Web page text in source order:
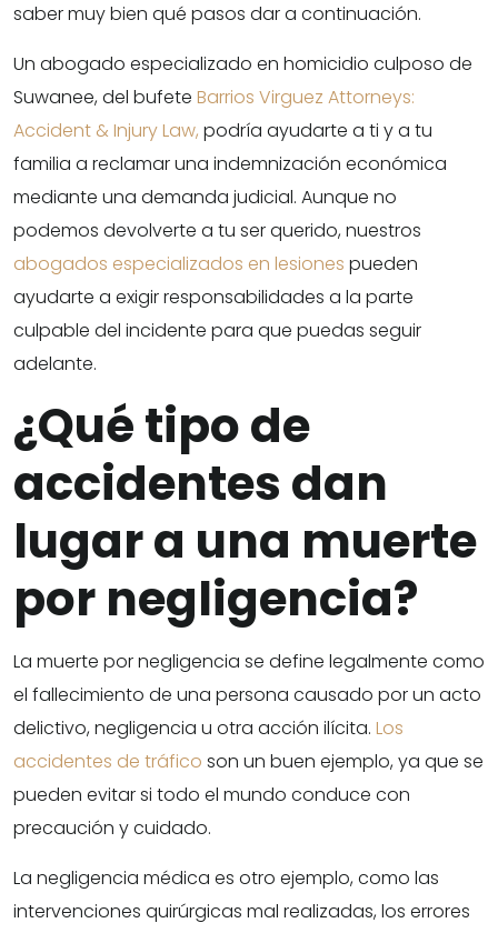
saber muy bien qué pasos dar a continuación.
Un abogado especializado en homicidio culposo de
Suwanee, del bufete Barrios Virguez Attorneys:
Accident & Injury Law, podría ayudarte a ti y a tu
familia a reclamar una indemnización económica
mediante una demanda judicial. Aunque no
podemos devolverte a tu ser querido, nuestros
abogados especializados en lesiones pueden
ayudarte a exigir responsabilidades a la parte
culpable del incidente para que puedas seguir
adelante.
¿Qué tipo de
accidentes dan
lugar a una muerte
por negligencia?
La muerte por negligencia se define legalmente como
el fallecimiento de una persona causado por un acto
delictivo, negligencia u otra acción ilícita. Los
accidentes de tráfico son un buen ejemplo, ya que se
pueden evitar si todo el mundo conduce con
precaución y cuidado.
La negligencia médica es otro ejemplo, como las
intervenciones quirúrgicas mal realizadas, los errores